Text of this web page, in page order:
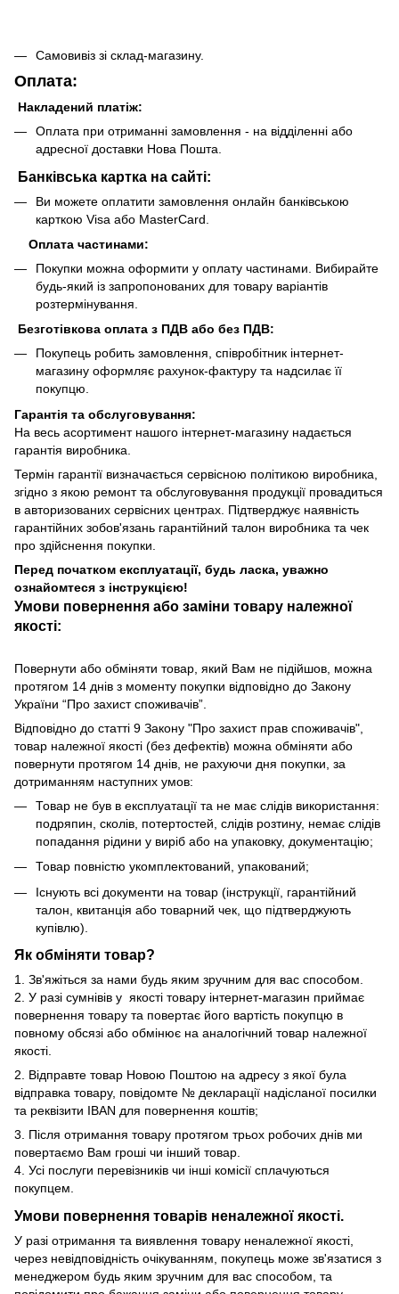
Самовивіз зі склад-магазину.
Оплата:
Накладений платіж:
Оплата при отриманні замовлення - на відділенні або
адресної доставки Нова Пошта.
Банківська картка на сайті:
Ви можете оплатити замовлення онлайн банківською
карткою Visa або MasterCard.
Оплата частинами:
Покупки можна оформити у оплату частинами. Вибирайте
будь-який із запропонованих для товару варіантів
розтермінування.
Безготівкова оплата з ПДВ або без ПДВ:
Покупець робить замовлення, співробітник інтернет-
магазину оформляє рахунок-фактуру та надсилає її
покупцю.
Гарантія та обслуговування:
На весь асортимент нашого інтернет-магазину надається
гарантія виробника.
Термін гарантії визначається сервісною політикою виробника,
згідно з якою ремонт та обслуговування продукції провадиться
в авторизованих сервісних центрах. Підтверджує наявність
гарантійних зобов'язань гарантійний талон виробника та чек
про здійснення покупки.
Перед початком експлуатації, будь ласка, уважно
ознайомтеся з інструкцією!
Умови повернення або заміни товару належної
якості:
Повернути або обміняти товар, який Вам не підійшов, можна
протягом 14 днів з моменту покупки відповідно до Закону
України “Про захист споживачів”.
Відповідно до статті 9 Закону "Про захист прав споживачів",
товар належної якості (без дефектів) можна обміняти або
повернути протягом 14 днів, не рахуючи дня покупки, за
дотриманням наступних умов:
Товар не був в експлуатації та не має слідів використання:
подряпин, сколів, потертостей, слідів розтину, немає слідів
попадання рідини у виріб або на упаковку, документацію;
Товар повністю укомплектований, упакований;
Існують всі документи на товар (інструкції, гарантійний
талон, квитанція або товарний чек, що підтверджують
купівлю).
Як обміняти товар?
1. Зв'яжіться за нами будь яким зручним для вас способом.
2. У разі сумнівів у якості товару інтернет-магазин приймає
повернення товару та повертає його вартість покупцю в
повному обсязі або обмінює на аналогічний товар належної
якості.
2. Відправте товар Новою Поштою на адресу з якої була
відправка товару, повідомте № декларації надісланої посилки
та реквізити IBAN для повернення коштів;
3. Після отримання товару протягом трьох робочих днів ми
повертаємо Вам гроші чи інший товар.
4. Усі послуги перевізників чи інші комісії сплачуються
покупцем.
Умови повернення товарів неналежної якості.
У разі отримання та виявлення товару неналежної якості,
через невідповідність очікуванням, покупець може зв'язатися з
менеджером будь яким зручним для вас способом, та